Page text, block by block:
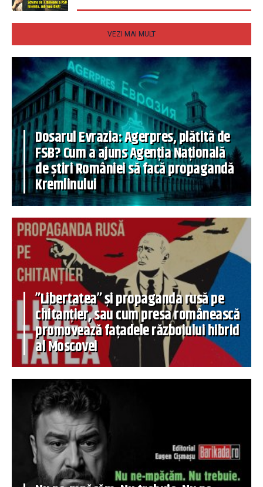
VEZI MAI MULT
Dosarul Evrazia: Agerpres, plătită de
FSB? Cum a ajuns Agenția Națională
de știri României să facă propagandă
Kremlinului
”Libertatea” și propaganda rusă pe
chitanțier, sau cum presa românească
promovează fațadele războiului hibrid
al Moscovei